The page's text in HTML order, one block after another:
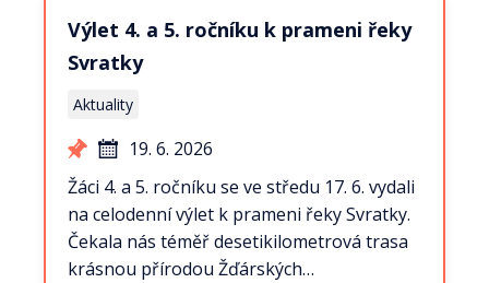
Výlet 4. a 5. ročníku k prameni řeky
Svratky
Aktuality
19. 6. 2026
Žáci 4. a 5. ročníku se ve středu 17. 6. vydali
na celodenní výlet k prameni řeky Svratky.
Čekala nás téměř desetikilometrová trasa
krásnou přírodou Žďárských…